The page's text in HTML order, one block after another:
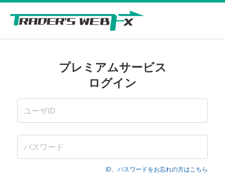
プレミアムサービス
ログイン
ID、パスワードをお忘れの方はこちら